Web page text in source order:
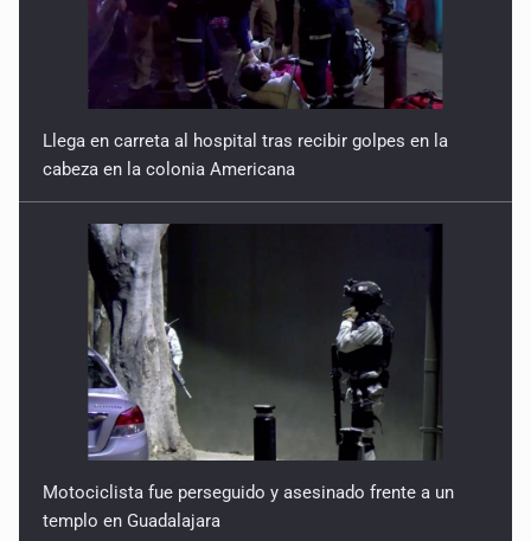
Llega en carreta al hospital tras recibir golpes en la
cabeza en la colonia Americana
Motociclista fue perseguido y asesinado frente a un
templo en Guadalajara